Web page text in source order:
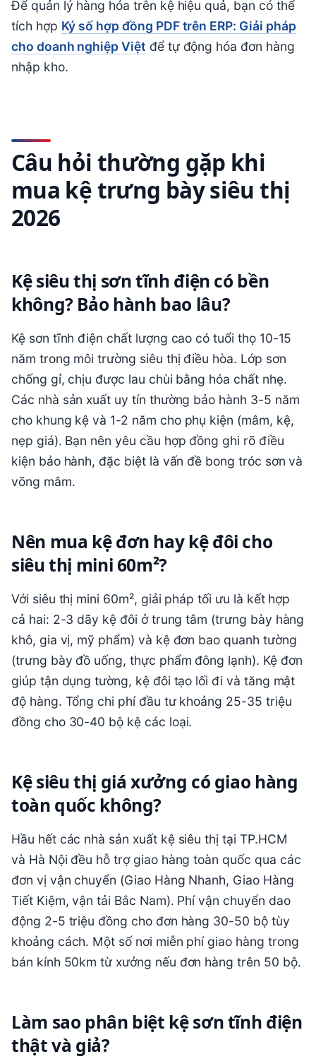
Để quản lý hàng hóa trên kệ hiệu quả, bạn có thể
tích hợp Ký số hợp đồng PDF trên ERP: Giải pháp
cho doanh nghiệp Việt để tự động hóa đơn hàng
nhập kho.
Câu hỏi thường gặp khi
mua kệ trưng bày siêu thị
2026
Kệ siêu thị sơn tĩnh điện có bền
không? Bảo hành bao lâu?
Kệ sơn tĩnh điện chất lượng cao có tuổi thọ 10-15
năm trong môi trường siêu thị điều hòa. Lớp sơn
chống gỉ, chịu được lau chùi bằng hóa chất nhẹ.
Các nhà sản xuất uy tín thường bảo hành 3-5 năm
cho khung kệ và 1-2 năm cho phụ kiện (mâm, kệ,
nẹp giá). Bạn nên yêu cầu hợp đồng ghi rõ điều
kiện bảo hành, đặc biệt là vấn đề bong tróc sơn và
võng mâm.
Nên mua kệ đơn hay kệ đôi cho
siêu thị mini 60m²?
Với siêu thị mini 60m², giải pháp tối ưu là kết hợp
cả hai: 2-3 dãy kệ đôi ở trung tâm (trưng bày hàng
khô, gia vị, mỹ phẩm) và kệ đơn bao quanh tường
(trưng bày đồ uống, thực phẩm đông lạnh). Kệ đơn
giúp tận dụng tường, kệ đôi tạo lối đi và tăng mật
độ hàng. Tổng chi phí đầu tư khoảng 25-35 triệu
đồng cho 30-40 bộ kệ các loại.
Kệ siêu thị giá xưởng có giao hàng
toàn quốc không?
Hầu hết các nhà sản xuất kệ siêu thị tại TP.HCM
và Hà Nội đều hỗ trợ giao hàng toàn quốc qua các
đơn vị vận chuyển (Giao Hàng Nhanh, Giao Hàng
Tiết Kiệm, vận tải Bắc Nam). Phí vận chuyển dao
động 2-5 triệu đồng cho đơn hàng 30-50 bộ tùy
khoảng cách. Một số nơi miễn phí giao hàng trong
bán kính 50km từ xưởng nếu đơn hàng trên 50 bộ.
Làm sao phân biệt kệ sơn tĩnh điện
thật và giả?